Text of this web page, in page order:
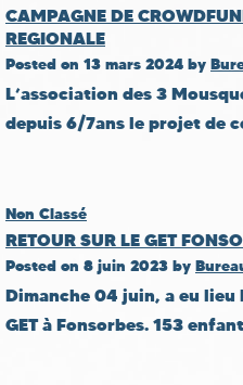
CAMPAGNE DE
REGIONALE
Posted on 13 mars 2024 by
L’association des 3
depuis 6/7ans le projet de
Non Classé
RETOUR SUR LE GET
Posted on 8 juin 2023 by
Dimanche 04 juin, a eu
GET à Fonsorbes. 153